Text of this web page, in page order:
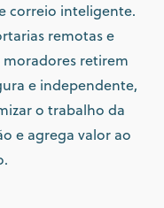
correio inteligente.
remotas e
retirem
e independente,
o trabalho da
e agrega valor ao